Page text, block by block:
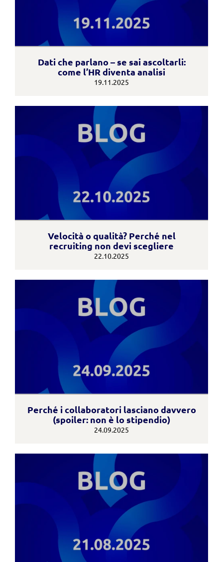
Dati che parlano – se sai ascoltarli:
come l’HR diventa analisi
19.11.2025
Velocità o qualità? Perché nel
recruiting non devi scegliere
22.10.2025
Perché i collaboratori lasciano davvero
(spoiler: non è lo stipendio)
24.09.2025